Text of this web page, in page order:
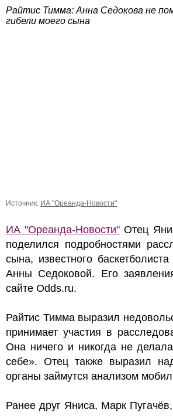
Райтис Тимма: Анна Седокова не
гибели моего сына
Источник: ИА "Ореанда-Новости"
ИА "Ореанда-Новости" Отец
поделился подробностями
сына, известного
Анны Седоковой. Его
сайте Odds.ru.
Райтис Тимма выразил
принимает участия в
Она ничего и никогда не
себе». Отец также выразил
органы займутся анализом
Ранее друг Яниса, Марк